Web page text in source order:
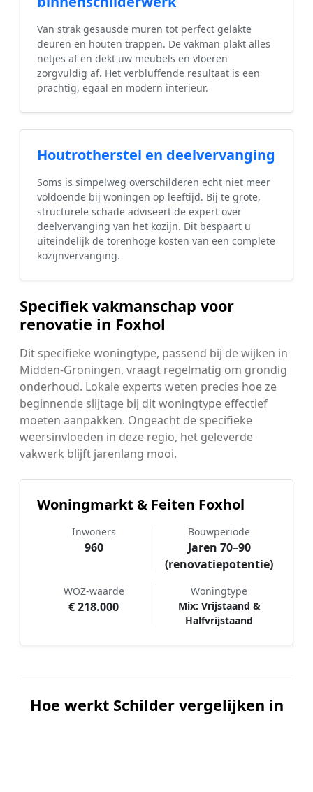
Van strak gesausde muren tot perfect gelakte
deuren en houten trappen. De vakman plakt alles
netjes af en dekt uw meubels en vloeren
zorgvuldig af. Het verbluffende resultaat is een
prachtig, egaal en modern interieur.
Houtrotherstel en deelvervanging
Soms is simpelweg overschilderen echt niet meer
voldoende bij woningen op leeftijd. Bij te grote,
structurele schade adviseert de expert over
deelvervanging van het kozijn. Dit bespaart u
uiteindelijk de torenhoge kosten van een complete
kozijnvervanging.
Specifiek vakmanschap voor
renovatie in Foxhol
Dit specifieke woningtype, passend bij de wijken in
Midden-Groningen, vraagt regelmatig om grondig
onderhoud. Lokale experts weten precies hoe ze
beginnende slijtage bij dit woningtype effectief
moeten aanpakken. Ongeacht de specifieke
weersinvloeden in deze regio, het geleverde
vakwerk blijft jarenlang mooi.
Woningmarkt & Feiten Foxhol
Inwoners
960
Bouwperiode
Jaren 70–90
(renovatiepotentie)
WOZ-waarde
€ 218.000
Woningtype
Mix: Vrijstaand &
Halfvrijstaand
Hoe werkt Schilder vergelijken in